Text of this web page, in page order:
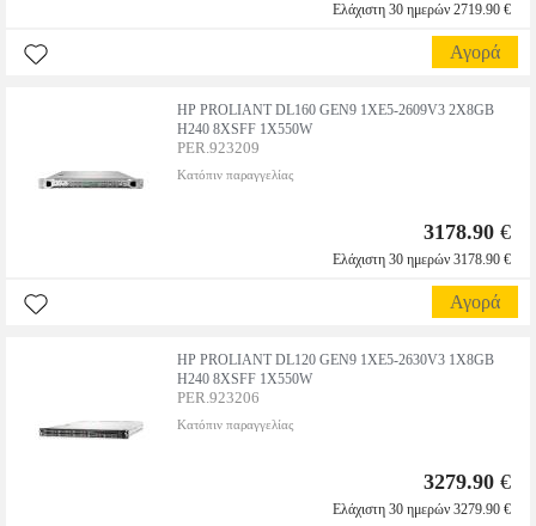
Ελάχιστη 30 ημερών 2719.90 €
Αγορά
HP PROLIANT DL160 GEN9 1XE5-2609V3 2X8GB
H240 8XSFF 1X550W
PER.923209
Κατόπιν παραγγελίας
3178.90 €
Ελάχιστη 30 ημερών 3178.90 €
Αγορά
HP PROLIANT DL120 GEN9 1XE5-2630V3 1X8GB
H240 8XSFF 1X550W
PER.923206
Κατόπιν παραγγελίας
3279.90 €
Ελάχιστη 30 ημερών 3279.90 €